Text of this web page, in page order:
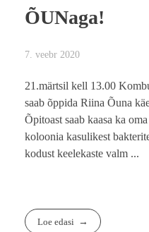
ÕUNaga!
7. veebr 2020
21.märtsil kell 13.00
saab õppida Riina Õuna
Õpitoast saab kaasa ka
koloonia kasulikest
kodust keelekaste valm ...
Loe edasi